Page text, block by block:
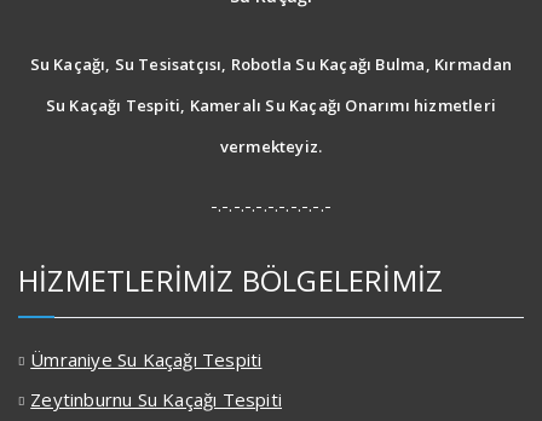
Su Kaçağı, Su Tesisatçısı, Robotla Su Kaçağı Bulma, Kırmadan
Su Kaçağı Tespiti, Kameralı Su Kaçağı Onarımı hizmetleri
vermekteyiz.
-.-.-.-.-.-.-.-.-.-.-
HİZMETLERİMİZ BÖLGELERİMİZ
Ümraniye Su Kaçağı Tespiti
Zeytinburnu Su Kaçağı Tespiti